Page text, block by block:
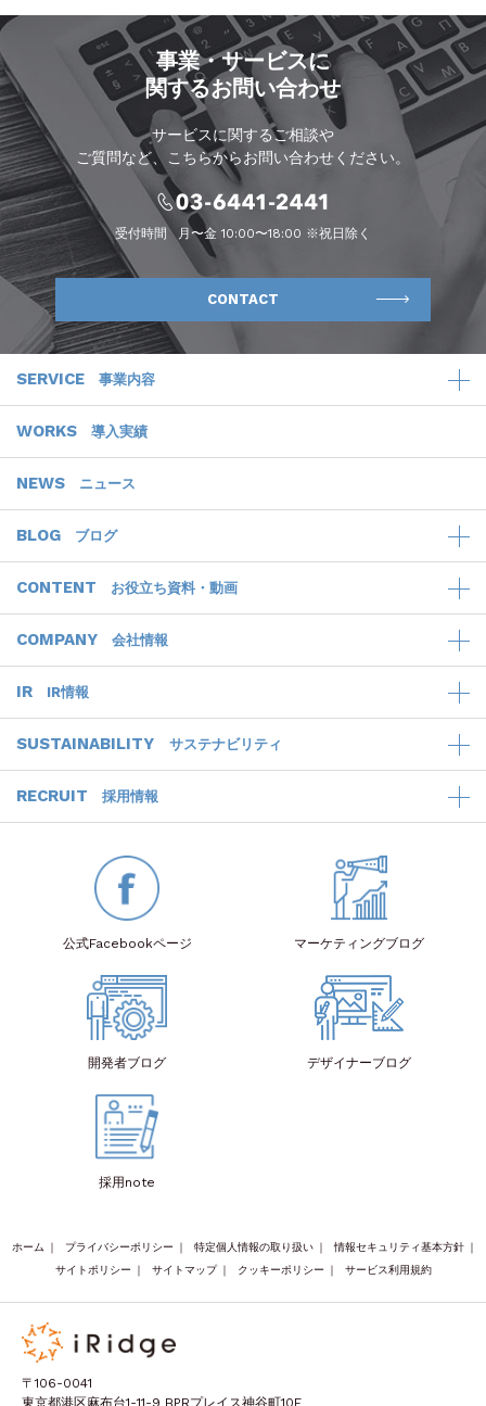
事業・サービスに
関するお問い合わせ
サービスに関するご相談や
ご質問など、こちらからお問い合わせください。
受付時間 月〜金 10:00〜18:00 ※祝日除く
CONTACT
SERVICE 事業内容
WORKS 導入実績
NEWS ニュース
BLOG ブログ
CONTENT お役立ち資料・動画
COMPANY 会社情報
IR IR情報
SUSTAINABILITY サステナビリティ
RECRUIT 採用情報
公式Facebookページ マーケティングブログ
開発者ブログ デザイナーブログ
採用note
ホーム ｜ プライバシーポリシー ｜ 特定個人情報の取り扱い ｜ 情報セキュリティ基本方針 ｜
サイトポリシー
｜ サイトマップ ｜ クッキーポリシー ｜ サービス利用規約
〒106-0041